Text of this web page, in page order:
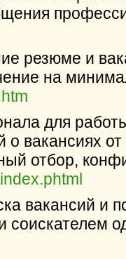
резюме и
на
для
о вакансиях
отбор,
вакансий и
соискателем